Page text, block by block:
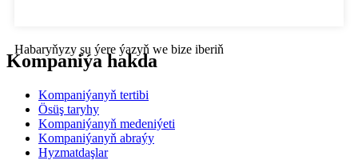
Habaryňyzy şu ýere ýazyň we bize iberiň
Kompaniýa hakda
Kompaniýanyň tertibi
Ösüş taryhy
Kompaniýanyň medeniýeti
Kompaniýanyň abraýy
Hyzmatdaşlar